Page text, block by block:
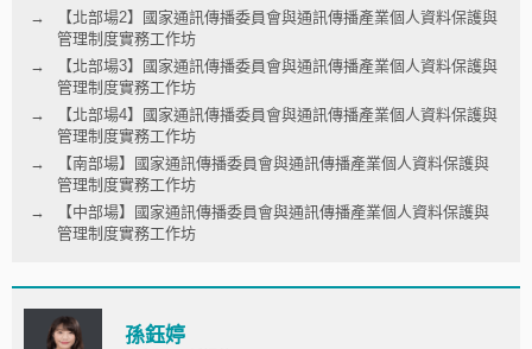
【北部場2】國家通訊傳播委員會與通訊傳播產業個人資料保護與
管理制度實務工作坊
【北部場3】國家通訊傳播委員會與通訊傳播產業個人資料保護與
管理制度實務工作坊
【北部場4】國家通訊傳播委員會與通訊傳播產業個人資料保護與
管理制度實務工作坊
【南部場】國家通訊傳播委員會與通訊傳播產業個人資料保護與
管理制度實務工作坊
【中部場】國家通訊傳播委員會與通訊傳播產業個人資料保護與
管理制度實務工作坊
孫鈺婷